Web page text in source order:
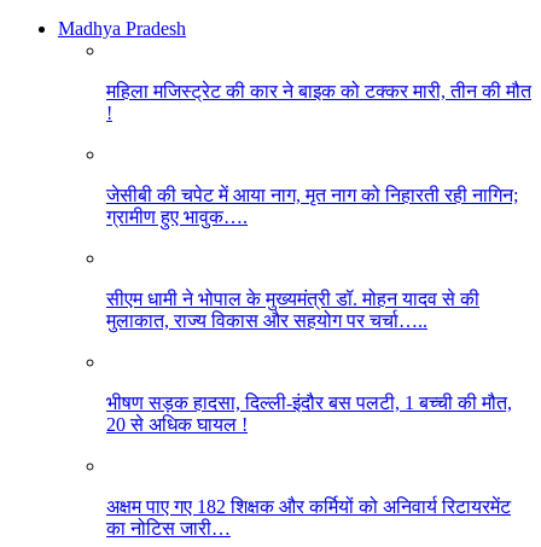
Madhya Pradesh
महिला मजिस्ट्रेट की कार ने बाइक को टक्कर मारी, तीन की मौत
!
जेसीबी की चपेट में आया नाग, मृत नाग को निहारती रही नागिन;
ग्रामीण हुए भावुक….
सीएम धामी ने भोपाल के मुख्यमंत्री डॉ. मोहन यादव से की
मुलाकात, राज्य विकास और सहयोग पर चर्चा…..
भीषण सड़क हादसा, दिल्ली-इंदौर बस पलटी, 1 बच्ची की मौत,
20 से अधिक घायल !
अक्षम पाए गए 182 शिक्षक और कर्मियों को अनिवार्य रिटायरमेंट
का नोटिस जारी…